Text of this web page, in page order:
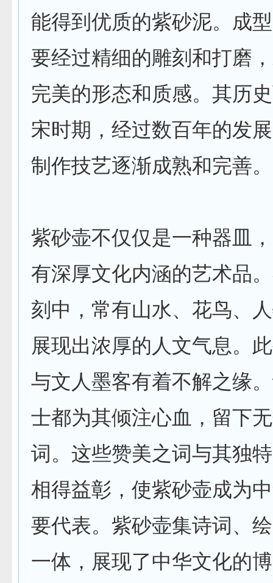
能得到优质的紫砂泥。成
要经过精细的雕刻和打磨
完美的形态和质感。其历
宋时期，经过数百年的发
制作技艺逐渐成熟和完善。
紫砂壶不仅仅是一种器皿
有深厚文化内涵的艺术品
刻中，常有山水、花鸟、
展现出浓厚的人文气息。
与文人墨客有着不解之缘
士都为其倾注心血，留下
词。这些赞美之词与其独
相得益彰，使紫砂壶成为
要代表。紫砂壶集诗词、
一体，展现了中华文化的